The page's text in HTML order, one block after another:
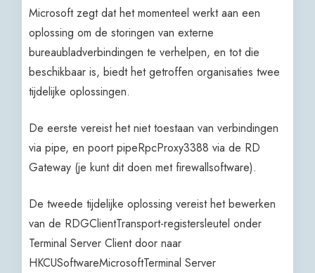
Microsoft zegt dat het momenteel werkt aan een
oplossing om de storingen van externe
bureaubladverbindingen te verhelpen, en tot die
beschikbaar is, biedt het getroffen organisaties twee
tijdelijke oplossingen.
De eerste vereist het niet toestaan van verbindingen
via pipe, en poort pipeRpcProxy3388 via de RD
Gateway (je kunt dit doen met firewallsoftware).
De tweede tijdelijke oplossing vereist het bewerken
van de RDGClientTransport-registersleutel onder
Terminal Server Client door naar
HKCUSoftwareMicrosoftTerminal Server